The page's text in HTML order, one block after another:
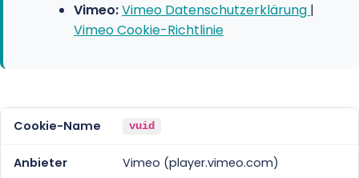
Vimeo:Vimeo Datenschutzerklärung |
Vimeo Cookie-Richtlinie
vuid
Vimeo (player.vimeo.com)